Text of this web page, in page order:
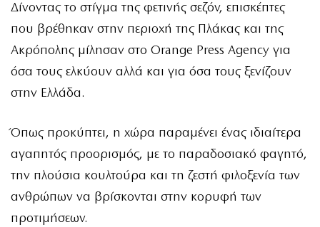
Δίνοντας το στίγμα της φετινής σεζόν, επισκέπτες
που βρέθηκαν στην περιοχή της Πλάκας και της
Ακρόπολης μίλησαν στο Orange Press Agency για
όσα τους ελκύουν αλλά και για όσα τους ξενίζουν
στην Ελλάδα.
Όπως προκύπτει, η χώρα παραμένει ένας ιδιαίτερα
αγαπητός προορισμός, με το παραδοσιακό φαγητό,
την πλούσια κουλτούρα και τη ζεστή φιλοξενία των
ανθρώπων να βρίσκονται στην κορυφή των
προτιμήσεων.